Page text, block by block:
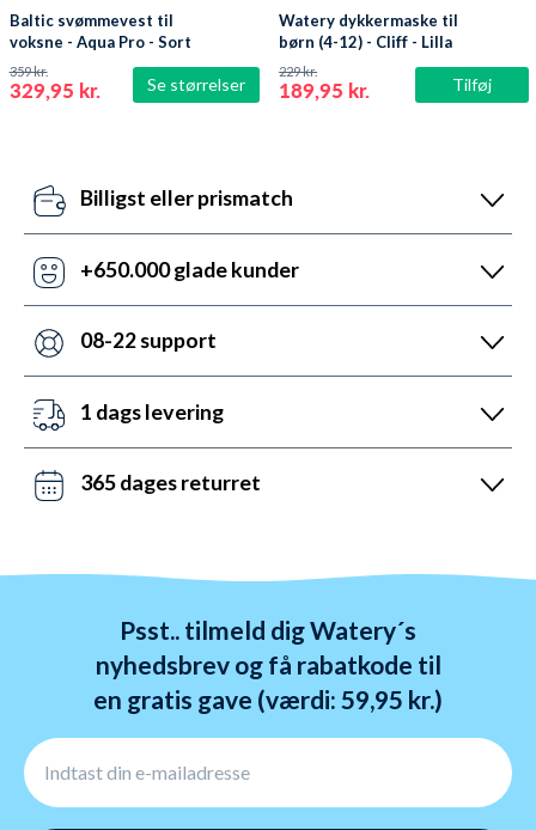
Se størrelser
Baltic svømmevest til
voksne - Aqua Pro - Sort
329,95 kr.
359 kr.
Tilføj
Watery dykkermaske til
børn (4-12) - Cliff - Lilla
189,95 kr.
229 kr.
Billigst eller prismatch
Vores pris-robotter opdaterer dagligt alle vores
priser ift. konkurrenterne. Misser de, så udnyt vores
+650.000 glade kunder
Med +6 år i markedet, så har vi hjulpet flere end
nogen andre med udstyr til vandsport. Heldigvis kan
08-22 support
Vi er sat i verden for at hjælpe. Derfor er vores
kundeservice åben mandag til fredag fra 08 til 22.
1 dags levering
Det kan du opnå ved bestilling før kl. 22:00 alle ugens
dage - også i weekenden. Vi sender med DAO, Bring
365 dages returret
behandles indenfor 24 timer.
Psst.. tilmeld dig Watery´s
nyhedsbrev og få rabatkode til
en gratis gave (værdi: 59,95 kr.)